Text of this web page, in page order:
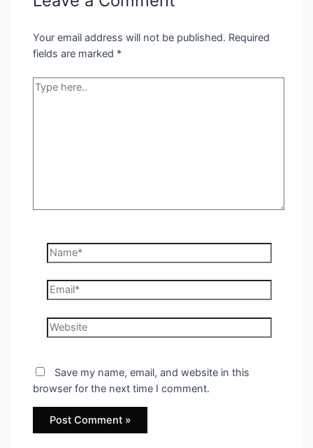
Your email address will not be published. Required
fields are marked *
Type
Name*
Email*
Website
Save my name, email, and website in this
browser for the next time I comment.